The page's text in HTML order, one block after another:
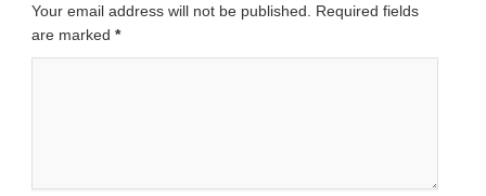
Your email address will not be published. Required fields
are marked *